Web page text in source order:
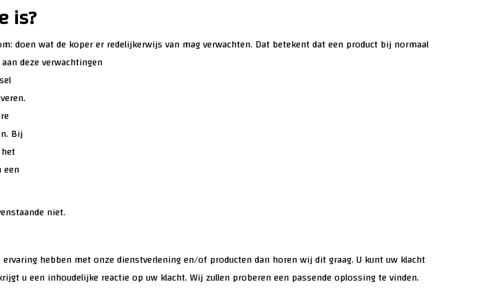
is?
doen wat de koper er redelijkerwijs van mag verwachten. Dat betekent dat een product bij normaal
deze verwachtingen
Bij
een
niet.
hebben met onze dienstverlening en/of producten dan horen wij dit graag. U kunt uw klacht
u een inhoudelijke reactie op uw klacht. Wij zullen proberen een passende oplossing te vinden.